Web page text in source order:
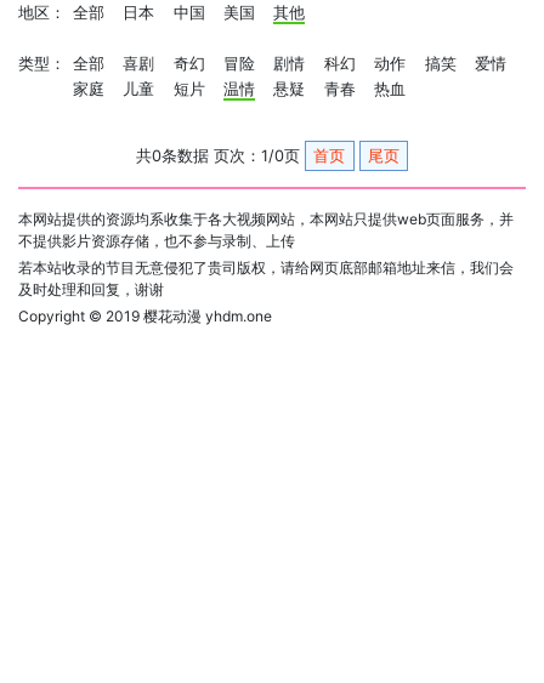
地区： 全部 日本 中国 美国 其他
类型： 全部 喜剧 奇幻 冒险 剧情 科幻 动作 搞笑
爱情
家庭
儿童 短片 温情 悬疑 青春 热血
共0条数据 页次：1/0页 首页 尾页
本网站提供的资源均系收集于各大视频网站，本网站只提供web页面服务，并
不提供影片资源存储，也不参与录制、上传
若本站收录的节目无意侵犯了贵司版权，请给网页底部邮箱地址来信，我们会
及时处理和回复，谢谢
Copyright © 2019 樱花动漫 yhdm.one